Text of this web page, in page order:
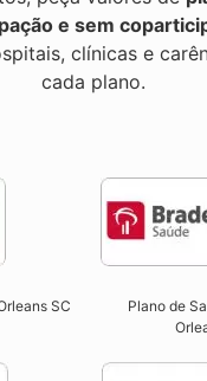
e sem
clínicas e
cada plano.
SC
Plano de